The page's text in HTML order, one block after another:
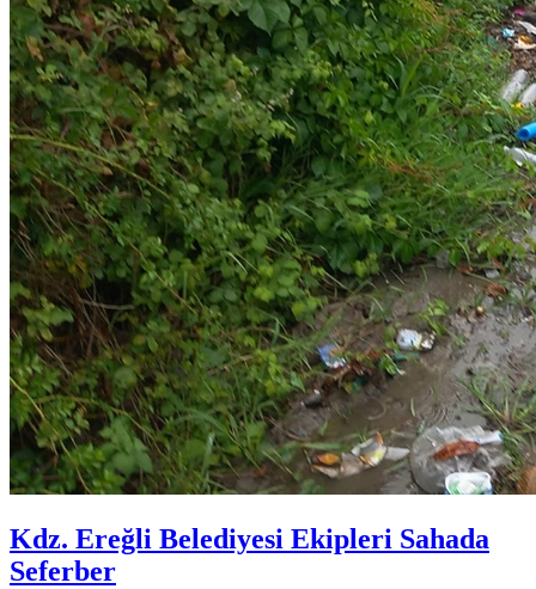
Kdz. Ereğli Belediyesi Ekipleri Sahada
Seferber